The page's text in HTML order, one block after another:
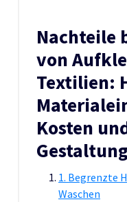
Nachteile
von
Textilien:
Kosten
1. Begrenzte
Waschen